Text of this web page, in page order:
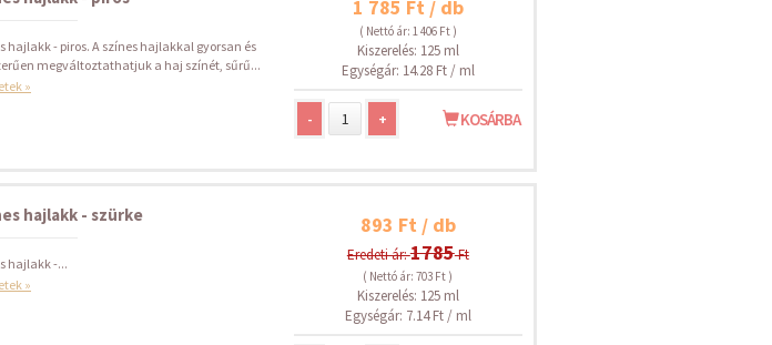
hajlakk - piros. A színes hajlakkal gyorsan és
megváltoztathatjuk a haj színét, sűrű...
»
1 785 Ft / db
( Nettó ár: 1 406 Ft )
Kiszerelés: 125 ml
Egységár: 14.28 Ft / ml
- + KOSÁRBA
hajlakk - szürke
hajlakk -...
»
893 Ft / db
Eredeti ár:1785Ft
( Nettó ár: 703 Ft )
Kiszerelés: 125 ml
Egységár: 7.14 Ft / ml